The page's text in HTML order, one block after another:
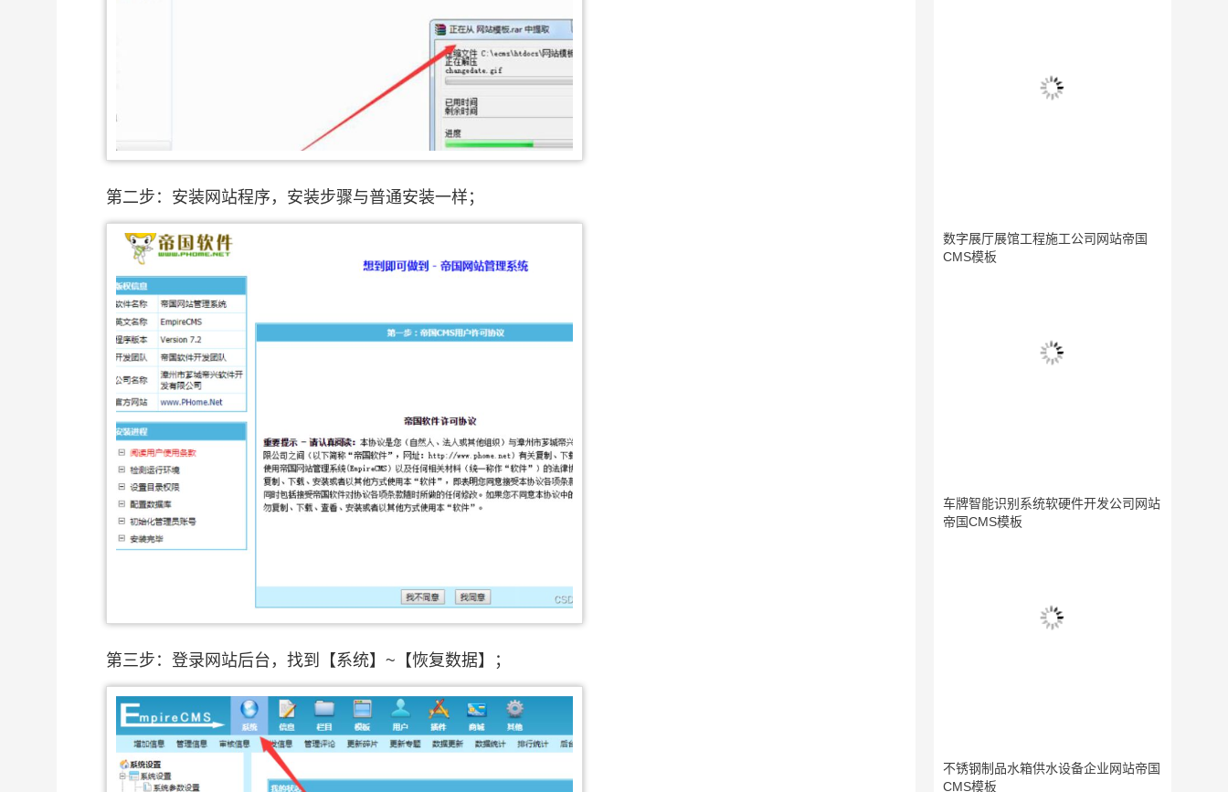
第二步：安装网站程序，安装步骤与普通安装一样；
第三步：登录网站后台，找到【系统】~【恢复数据】；
数字展厅展馆工程施工公司网站帝国
CMS模板
车牌智能识别系统软硬件开发公司网站
帝国CMS模板
不锈钢制品水箱供水设备企业网站帝国
CMS模板